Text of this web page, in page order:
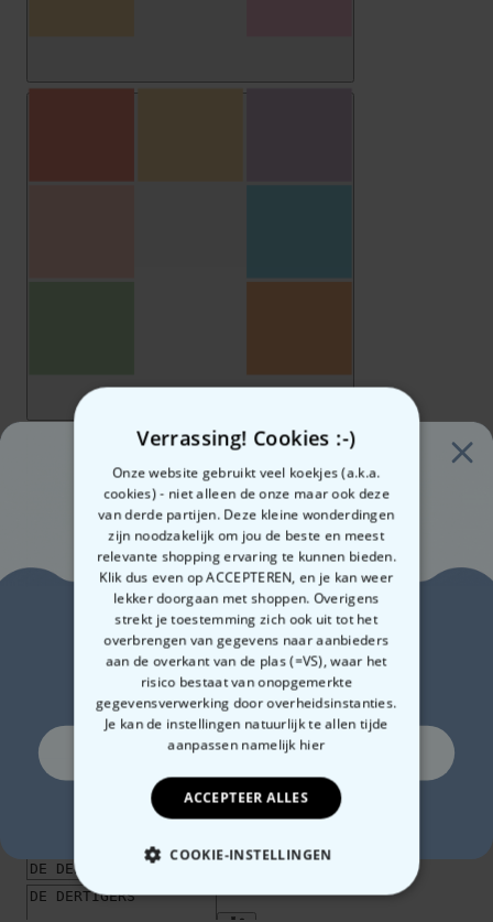
Verrassing! Cookies :-)
Onze website gebruikt veel koekjes (a.k.a.
cookies) - niet alleen de onze maar ook deze
van derde partijen. Deze kleine wonderdingen
zijn noodzakelijk om jou de beste en meest
relevante shopping ervaring te kunnen bieden.
Klik dus even op ACCEPTEREN, en je kan weer
lekker doorgaan met shoppen. Overigens
strekt je toestemming zich ook uit tot het
overbrengen van gegevens naar aanbieders
aan de overkant van de plas (=VS), waar het
risico bestaat van onopgemerkte
gegevensverwerking door overheidsinstanties.
Je kan de instellingen natuurlijk te allen tijde
aanpassen namelijk hier
ACCEPTEER ALLES
COOKIE-INSTELLINGEN
Zin in
10% korting?
Ja, graag!
Nee, ik hou niet van korting